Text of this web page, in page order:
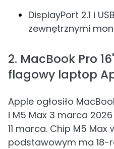
DisplayPort 2.1 i
zewnętrznymi
2. MacBook Pro
flagowy laptop
Apple ogłosiło
i M5 Max 3 marca
11 marca. Chip M5
podstawowym ma 18-